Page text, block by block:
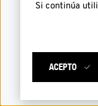
Si continúa
ACEPTO